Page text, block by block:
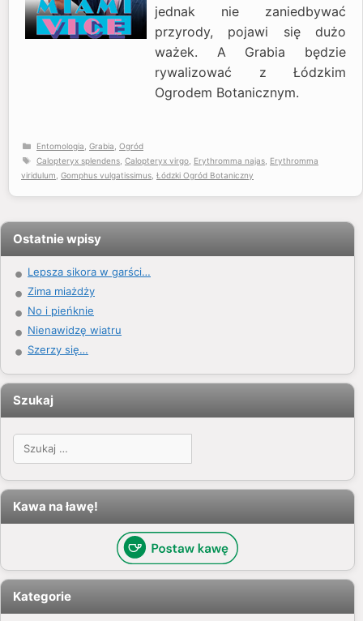
jednak nie zaniedbywać
przyrody, pojawi się dużo
ważek. A Grabia będzie
rywalizować z Łódzkim
Ogrodem Botanicznym.
Kategorie
Entomologia Grabia Ogród
Tagi
Calopteryx splendens Calopteryx virgo Erythromma najas Erythromma
viridulum Gomphus vulgatissimus Łódzki Ogród Botaniczny
Ostatnie wpisy
Lepsza sikora w garści…
Zima miażdży
No i pieńknie
Nienawidzę wiatru
Szerzy się…
Szukaj
Szukaj:
Kawa na ławę!
Kategorie